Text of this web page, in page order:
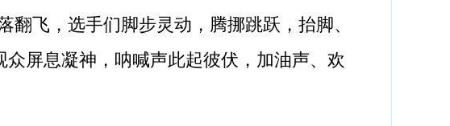
飞，选手们脚步灵动，腾挪跳跃，抬脚、
屏息凝神，呐喊声此起彼伏，加油声、欢